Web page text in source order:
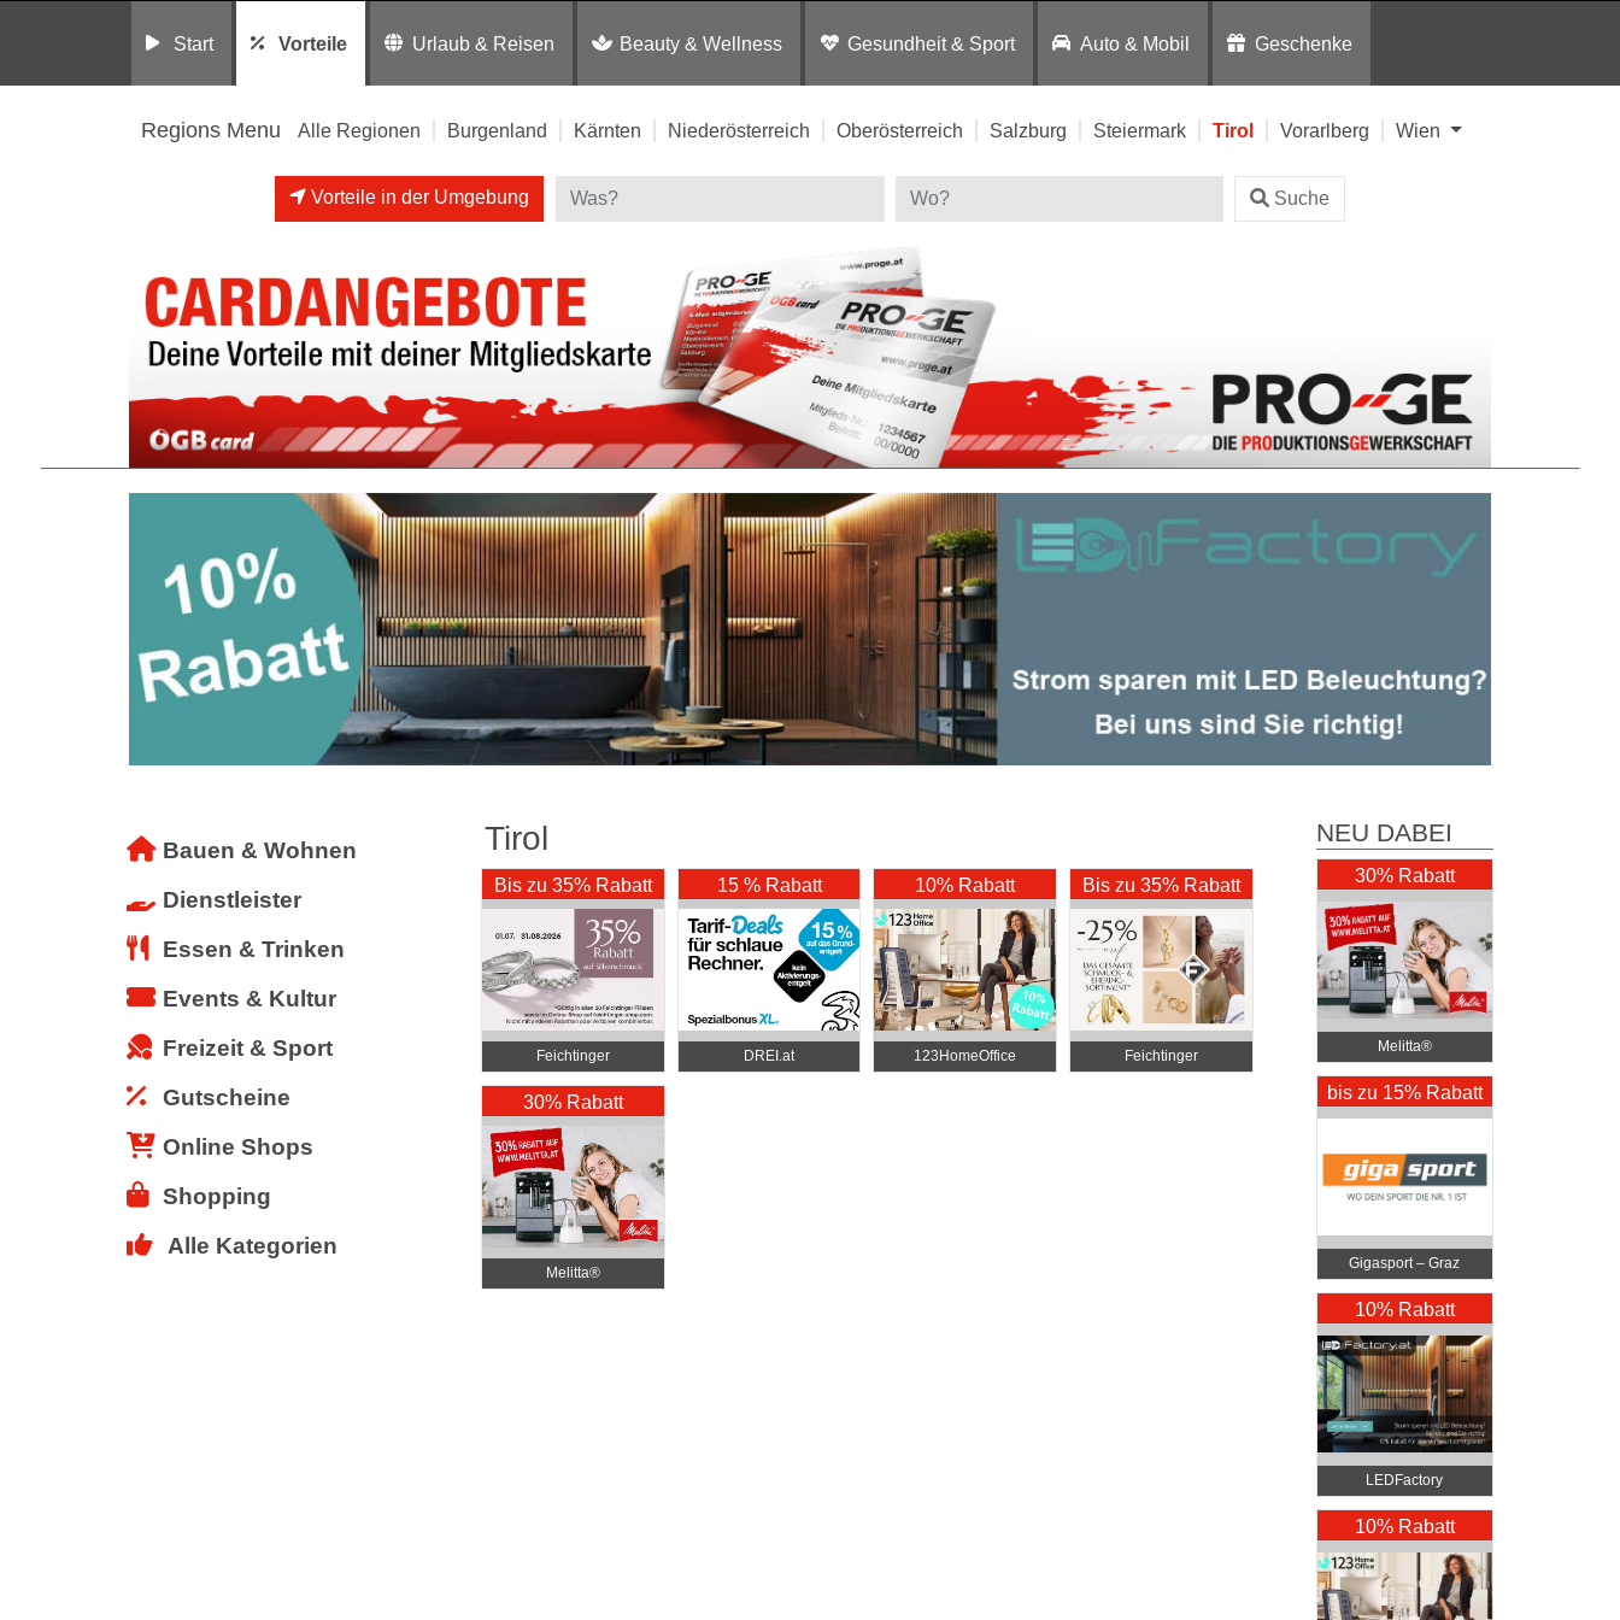
Start Vorteile Urlaub & Reisen Beauty & Wellness Gesundheit & Sport Auto & Mobil Geschenke
Regions Menu Alle Regionen Burgenland Kärnten Niederösterreich Oberösterreich Salzburg Steiermark Tirol Vorarlberg Wien
Vorteile in der Umgebung Suche
Bauen & Wohnen
Dienstleister
Essen & Trinken
Events & Kultur
Freizeit & Sport
Gutscheine
Online Shops
Shopping
Alle Kategorien
Tirol
Bis zu 35% Rabatt
Feichtinger
Schmuckhandel Zentrale
15 % Rabatt
DREI.at
10% Rabatt
123HomeOffice
Bis zu 35% Rabatt
Feichtinger
Schmuckhandel Zentrale
30% Rabatt
Melitta®
NEU DABEI
30% Rabatt
Melitta®
bis zu 15% Rabatt
Gigasport – Graz
10% Rabatt
LEDFactory
10% Rabatt